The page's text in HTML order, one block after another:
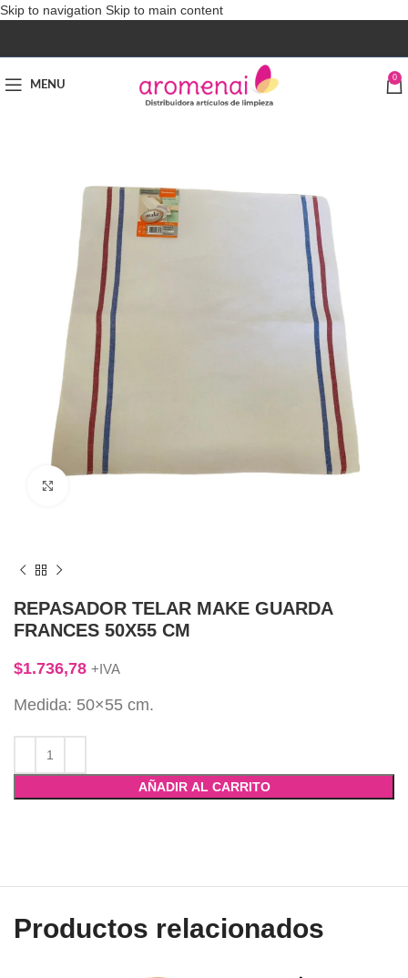
Skip to navigation Skip to main content
MENU
0
REPASADOR TELAR MAKE GUARDA
FRANCES 50X55 CM
$1.736,78 +IVA
Medida: 50×55 cm.
AÑADIR AL CARRITO
Productos relacionados